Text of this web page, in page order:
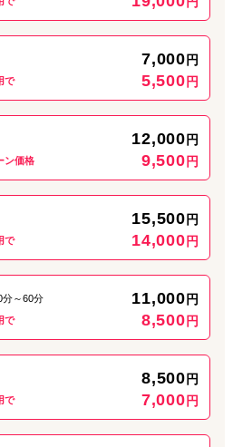
ん。
ております！
7,000 円
で 5,500 円
12,000 円
ン価格 9,500 円
15,500 円
で 14,000 円
分～60分 11,000 円
で 8,500 円
8,500 円
で 7,000 円